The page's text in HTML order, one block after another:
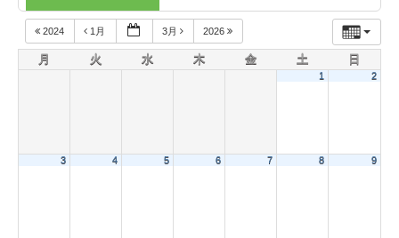
2024 1月 3月 2026
月 火 水 木 金 土 日
1 2
3 4 5 6 7 8 9